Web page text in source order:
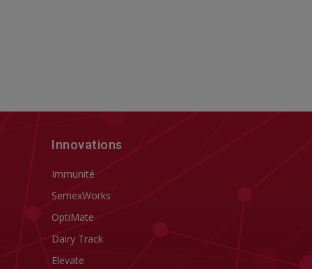
Innovations
Immunité
SemexWorks
OptiMate
Dairy Track
Elevate